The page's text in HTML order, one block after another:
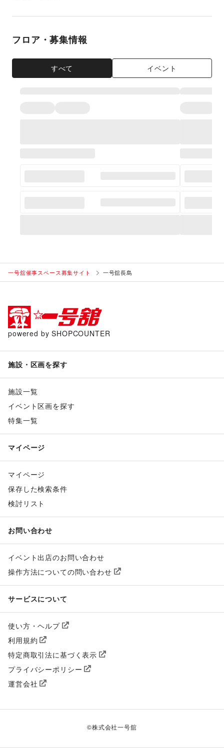
フロア・募集情報
すべて イベント
一号舘催事スペース募集サイト 一号舘長島
powered by SHOPCOUNTER
施設・区画を探す
施設一覧
イベント区画を探す
特集一覧
マイページ
マイページ
保存した検索条件
検討リスト
お問い合わせ
イベント出店のお問い合わせ
操作方法についての問い合わせ
サービスについて
使い方・ヘルプ
利用規約
特定商取引法に基づく表示
プライバシーポリシー
運営会社
©株式会社一号舘